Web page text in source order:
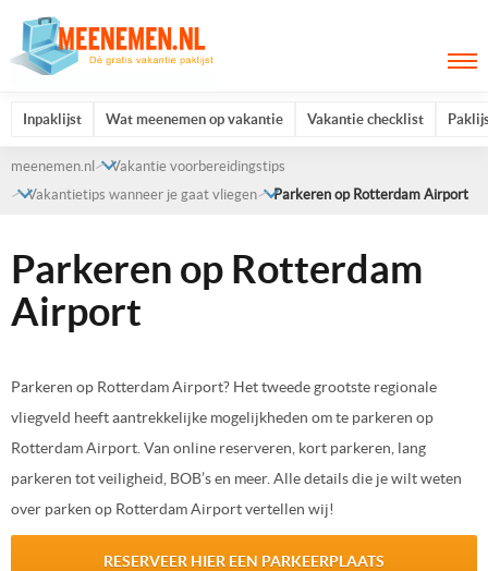
Inpaklijst Wat meenemen op vakantie Vakantie checklist
meenemen.nl
Vakantie voorbereidingstips
Vakantietips wanneer je gaat vliegen
Parkeren op Rotterdam Airport
Parkeren op Rotterdam
Airport
Parkeren op Rotterdam Airport? Het tweede grootste regionale
vliegveld heeft aantrekkelijke mogelijkheden om te parkeren op
Rotterdam Airport. Van online reserveren, kort parkeren, lang
parkeren tot veiligheid, BOB’s en meer. Alle details die je wilt weten
over parken op Rotterdam Airport vertellen wij!
RESERVEER HIER EEN PARKEERPLAATS